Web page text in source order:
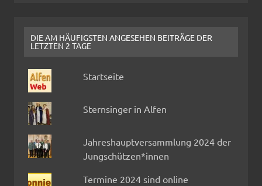
DIE AM HÄUFIGSTEN ANGESEHEN BEITRÄGE DER
LETZTEN 2 TAGE
Startseite
Sternsinger in Alfen
Jahreshauptversammlung 2024 der
Jungschützen*innen
Termine 2024 sind online